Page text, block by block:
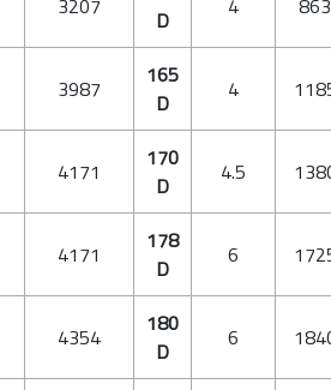
3207
D
4
3987
165
D
4
4171
170
D
4.5
4171
178
D
6
4354
180
D
6